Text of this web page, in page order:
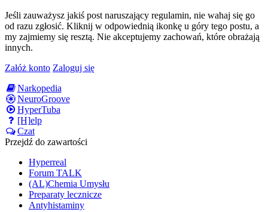
Jeśli zauważysz jakiś post naruszający regulamin, nie wahaj się go
od razu zgłosić. Kliknij w odpowiednią ikonkę u góry tego postu, a
my zajmiemy się resztą. Nie akceptujemy zachowań, które obrażają
innych.
Załóż konto Zaloguj się
Narkopedia
NeuroGroove
HyperTuba
[H]elp
Czat
Przejdź do zawartości
Hyperreal
Forum TALK
(AL)Chemia Umysłu
Preparaty lecznicze
Antyhistaminy